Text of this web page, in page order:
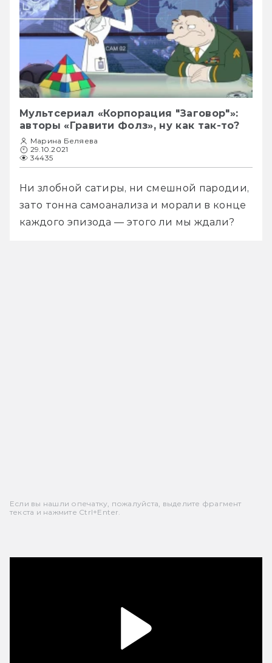
Мультсериал «Корпорация "Заговор"»:
авторы «Гравити Фолз», ну как так-то?
Марина Беляева
29.10.2021
34435
Ни злобной сатиры, ни смешной пародии,
зато тонна самоанализа и морали в конце
каждого эпизода — этого ли мы ждали?
Если вы нашли опечатку, пожалуйста, выделите фрагмент
текста и нажмите Ctrl+Enter.